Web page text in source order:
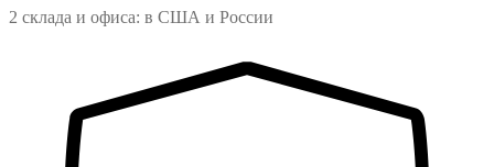
2 склада и офиса: в США и России